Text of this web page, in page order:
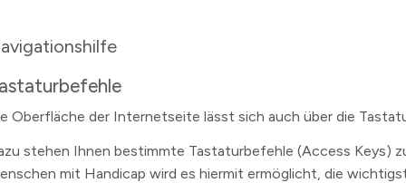
für öffentliche Räume
Archiv
Eigenbetrieb Abwasser und Eigenbetrieb
Haushalt und Jahresabschluss
Oberfläche der Internetseite lässt sich auch über die
stehen Ihnen bestimmte Tastaturbefehle (Access Keys)
mit Handicap wird es hiermit ermöglicht, die